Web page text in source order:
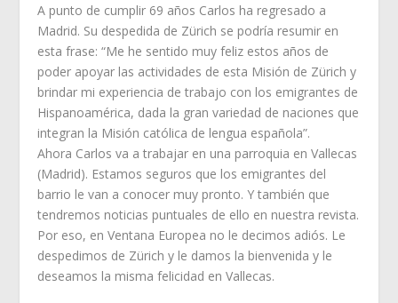
A punto de cumplir 69 años Carlos ha regresado a
Madrid. Su despedida de Zürich se podría resumir en
esta frase: “Me he sentido muy feliz estos años de
poder apoyar las actividades de esta Misión de Zürich y
brindar mi experiencia de trabajo con los emigrantes de
Hispanoamérica, dada la gran variedad de naciones que
integran la Misión católica de lengua española”.
Ahora Carlos va a trabajar en una parroquia en Vallecas
(Madrid). Estamos seguros que los emigrantes del
barrio le van a conocer muy pronto. Y también que
tendremos noticias puntuales de ello en nuestra revista.
Por eso, en Ventana Europea no le decimos adiós. Le
despedimos de Zürich y le damos la bienvenida y le
deseamos la misma felicidad en Vallecas.